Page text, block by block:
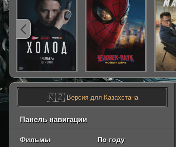
🇰🇿Версия для Казахстана
Панель навигации
Фильмы По году